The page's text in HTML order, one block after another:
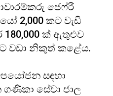
ජෙෆ්රි
2,000 කට වැඩි
ක් ඇතුළුව
වඩා නිකුත් කළේය.
සඳහා
සේවා ජාල